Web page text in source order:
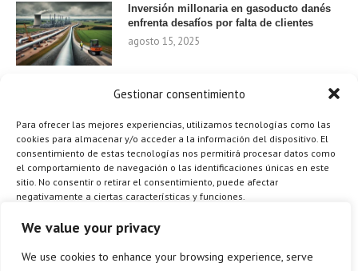
We value your privacy
We use cookies to enhance your browsing experience, serve
Gestionar consentimiento
Para ofrecer las mejores experiencias, utilizamos tecnologías como las
cookies para almacenar y/o acceder a la información del dispositivo. El
consentimiento de estas tecnologías nos permitirá procesar datos como
el comportamiento de navegación o las identificaciones únicas en este
sitio. No consentir o retirar el consentimiento, puede afectar
negativamente a ciertas características y funciones.
Gestionar los servicios
ACEPTAR
Inversión millonaria en gasoducto danés
enfrenta desafíos por falta de clientes
agosto 15, 2025
de IA para 2024
agosto 9, 2025
¿Cómo el Método de Tres Sillas de Walt
Productividad?